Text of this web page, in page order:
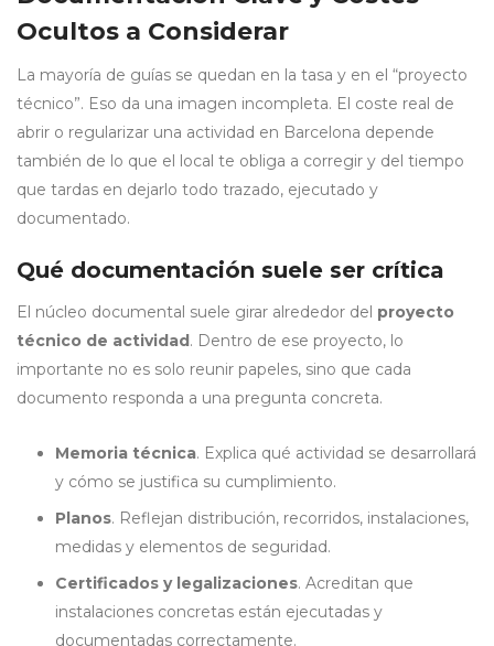
Ocultos a Considerar
La mayoría de guías se quedan en la tasa y en el “proyecto
técnico”. Eso da una imagen incompleta. El coste real de
abrir o regularizar una actividad en Barcelona depende
también de lo que el local te obliga a corregir y del tiempo
que tardas en dejarlo todo trazado, ejecutado y
documentado.
Qué documentación suele ser crítica
El núcleo documental suele girar alrededor del proyecto
técnico de actividad. Dentro de ese proyecto, lo
importante no es solo reunir papeles, sino que cada
documento responda a una pregunta concreta.
Memoria técnica. Explica qué actividad se desarrollará
y cómo se justifica su cumplimiento.
Planos. Reflejan distribución, recorridos, instalaciones,
medidas y elementos de seguridad.
Certificados y legalizaciones. Acreditan que
instalaciones concretas están ejecutadas y
documentadas correctamente.